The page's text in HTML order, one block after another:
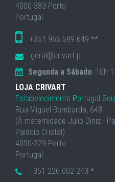
4000-383 Porto
Portugal
+351 966 599 649 **
geral@crivart.pt
Segunda a Sábado: 10h-
LOJA CRIVART
Estabelecimento Portugal
Rua Miguel Bombarda, 648
(À maternidade Júlio Diniz -
Palácio Cristal)
4050-379 Porto
Portugal
+351 226 002 243 *